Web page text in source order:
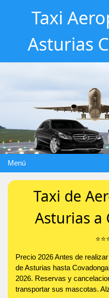
Taxi
Asturias
Menú
Taxi de
Asturias a
Precio 2026 Antes de
de Asturias hasta
2026. Reservas y
transportar sus mascotas.